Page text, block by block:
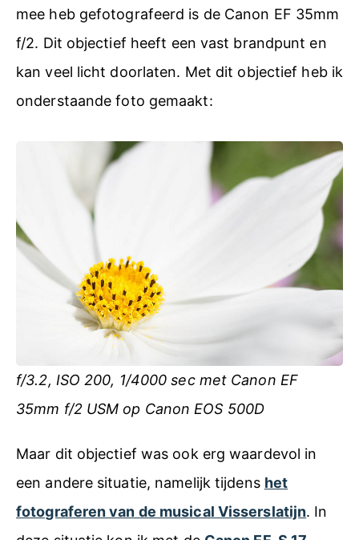
mee heb gefotografeerd is de Canon EF 35mm
f/2. Dit objectief heeft een vast brandpunt en
kan veel licht doorlaten. Met dit objectief heb ik
onderstaande foto gemaakt:
f/3.2, ISO 200, 1/4000 sec met Canon EF
35mm f/2 USM op Canon EOS 500D
Maar dit objectief was ook erg waardevol in
een andere situatie, namelijk tijdens het
fotograferen van de musical Visserslatijn. In